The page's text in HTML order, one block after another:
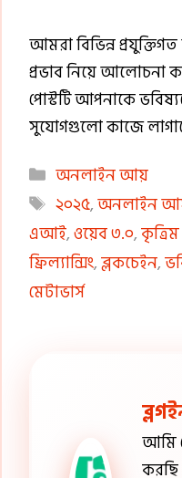
আমরা বিভিন্ন
প্রভাব নিয়ে আলোচনা
পোস্টটি আপনাকে
সুযোগগুলো কাজে
Categories
অনলাইন আয়
Tags
২০২৫,অনলাইন
এআই,ওয়েব ৩.০,কৃত্রিম
ফ্রিল্যান্সিং,ব্লকচেইন,
মেটাভার্স
আমি